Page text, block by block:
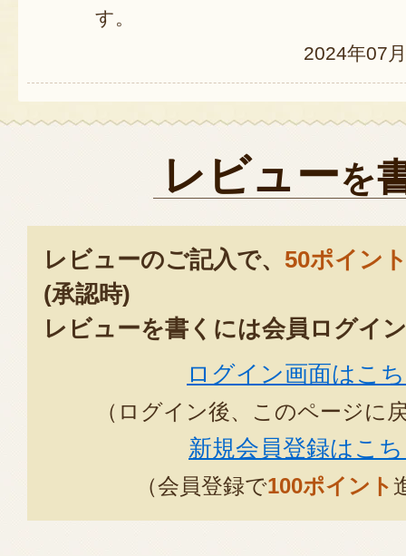
す。
2024年07
レビューを
レビューのご記入で、 50ポイン
(承認時)
レビューを書くには会員ログイ
ログイン画面はこ
（ログイン後、このページに
新規会員登録はこ
（会員登録で100ポイント